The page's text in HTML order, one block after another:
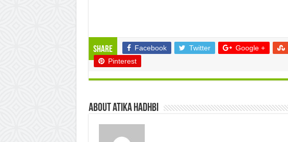
Share Facebook Twitter Google +
Pinterest
About atika hadhbi